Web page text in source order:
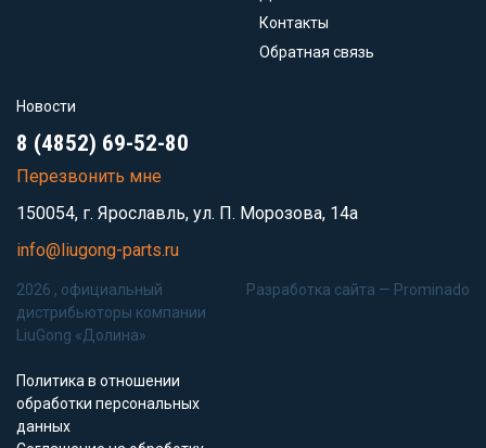
Контакты
Обратная связь
Новости
8 (4852) 69-52-80
Перезвонить мне
150054, г. Ярославль, ул. П. Морозова, 14а
info@liugong-parts.ru
2026 , официальный
дистрибьюторы компании
LiuGong «Долина»
Политика в отношении
обработки персональных
данных
Разработка сайта — Prominado